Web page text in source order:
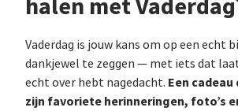
halen met
Vaderdag is jouw kans om op een echt
dankjewel te zeggen — met iets dat
echt over hebt nagedacht. Een
zijn favoriete herinneringen, foto’s